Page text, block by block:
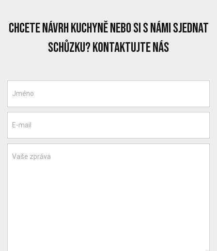
chcete návrh kuchyně nebo si s námi sjednat
schůzku? Kontaktujte nás
Jméno
E-mail
Vaše zpráva